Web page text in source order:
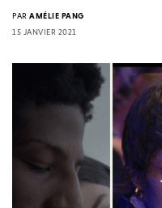
PAR AMÉLIE PANG
15 JANVIER 2021